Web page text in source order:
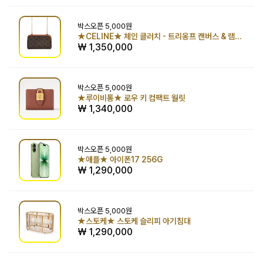
박스오픈 5,000원
★CELINE★ 체인 클러치 - 트리옹프 캔버스 & 램스킨 탠
₩ 1,350,000
박스오픈 5,000원
★루이비통★ 로우 키 컴팩트 월릿
₩ 1,340,000
박스오픈 5,000원
★애플★ 아이폰17 256G
₩ 1,290,000
박스오픈 5,000원
★스토케★ 스토케 슬리피 아기침대
₩ 1,290,000